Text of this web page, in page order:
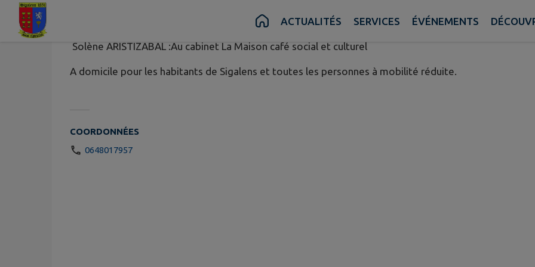
Contenu ACTUALITÉS SERVICES ÉVÉNEMENTS
OSTHEOPATHE
Solène ARISTIZABAL :Au cabinet La Maison café social et culturel
A domicile pour les habitants de Sigalens et toutes les personnes à mobilité réduite.
COORDONNÉES
0648017957